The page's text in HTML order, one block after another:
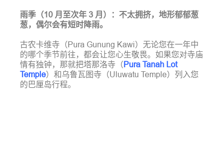
雨季（10 月至次年 3 月）：不太拥挤，地形郁郁葱
葱，偶尔会有短时降雨。
古农卡维寺（Pura Gunung Kawi）无论您在一年中
的哪个季节前往，都会让您心生敬畏。如果您对寺庙
情有独钟，那就把塔那洛寺（Pura Tanah Lot
Temple）和乌鲁瓦图寺（Uluwatu Temple）列入您
的巴厘岛行程。